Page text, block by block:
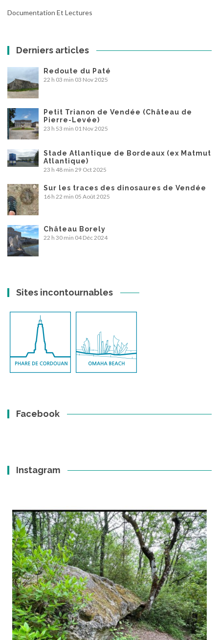
Documentation Et Lectures
Derniers articles
Redoute du Paté
22 h 03 min 03 Nov 2025
Petit Trianon de Vendée (Château de
Pierre-Levée)
23 h 53 min 01 Nov 2025
Stade Atlantique de Bordeaux (ex Matmut
Atlantique)
23 h 48 min 29 Oct 2025
Sur les traces des dinosaures de Vendée
16 h 22 min 05 Août 2025
Château Borely
22 h 30 min 04 Déc 2024
Sites incontournables
Facebook
Instagram